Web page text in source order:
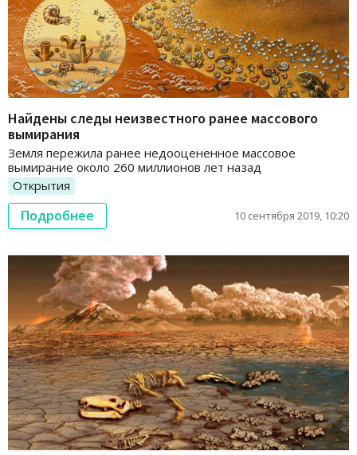
Найдены следы неизвестного ранее массового
вымирания
Земля пережила ранее недооцененное массовое
вымирание около 260 миллионов лет назад
Открытия
Подробнее 10 сентября 2019, 10:20